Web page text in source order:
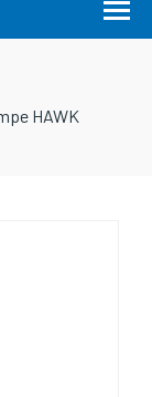
HAWK